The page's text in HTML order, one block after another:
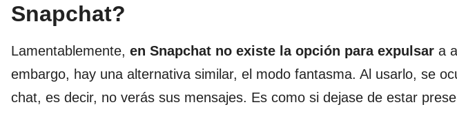
Snapchat?
Lamentablemente, en Snapchat no existe la opción para expulsar a
embargo, hay una alternativa similar, el modo fantasma. Al usarlo, se
chat, es decir, no verás sus mensajes. Es como si dejase de estar